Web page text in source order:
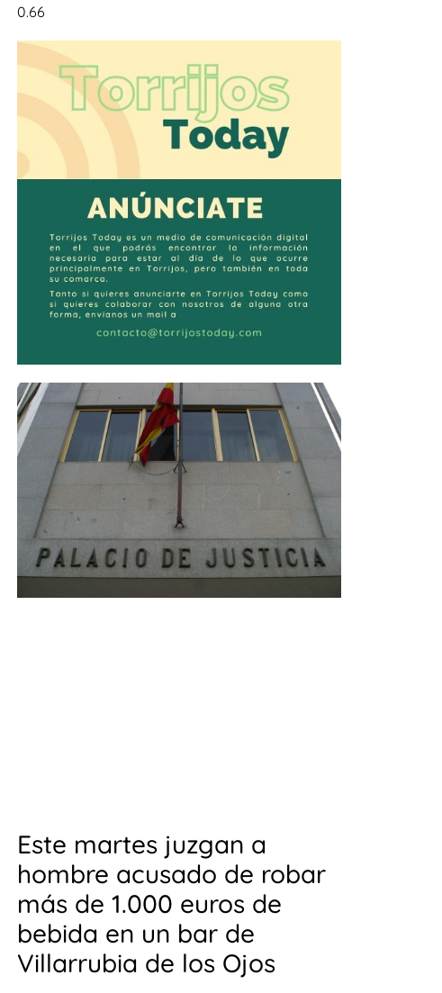
Este martes juzgan a
hombre acusado de robar
más de 1.000 euros de
bebida en un bar de
Villarrubia de los Ojos